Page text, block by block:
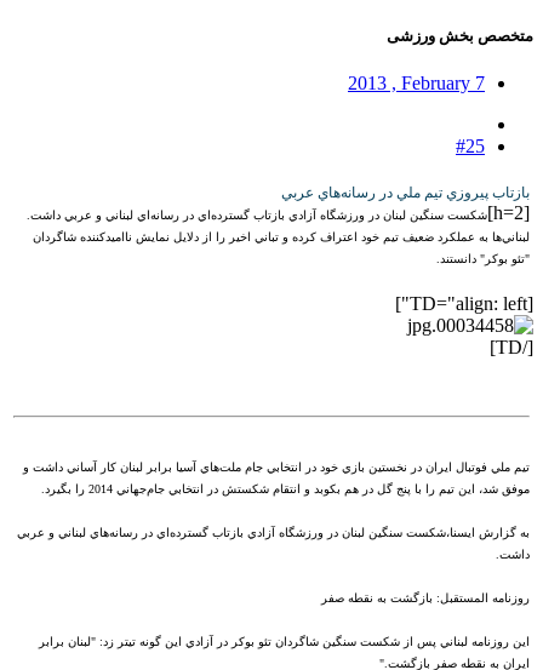
متخصص بخش ورزشی
2013 , February 7
#25
بازتاب پيروزي تيم ملي در رسانه‌هاي عربي
[h=2]
شکست سنگين لبنان در ورزشگاه آزادي بازتاب گسترده‌اي در رسانه‌اي لبناني و عربي داشت.
لبناني‌ها به عملکرد ضعيف تيم خود اعتراف کرده و تباني اخير را از دلايل نمايش نااميدکننده شاگردان
"تئو بوکر" دانستند.
[TD="align: left"]
[/TD]
تيم ملي فوتبال ايران در نخستين بازي خود در انتخابي جام ملت‌هاي آسيا برابر لبنان کار آساني داشت و
موفق شد، اين تيم را با پنج گل در هم بکوبد و انتقام شکستش در انتخابي جام‌جهاني 2014 را بگيرد.
به گزارش ايسنا،شکست سنگين لبنان در ورزشگاه آزادي بازتاب گسترده‌اي در رسانه‌هاي لبناني و عربي
داشت.
روزنامه‌ المستقبل: بازگشت به نقطه صفر
اين روزنامه‌ لبناني پس از شکست سنگين شاگردان تئو بوکر در آزادي اين گونه تيتر زد: "لبنان برابر
ايران به نقطه صفر بازگشت."